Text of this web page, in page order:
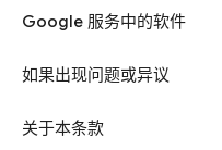
Google 服务中的软件
如果出现问题或异议
关于本条款